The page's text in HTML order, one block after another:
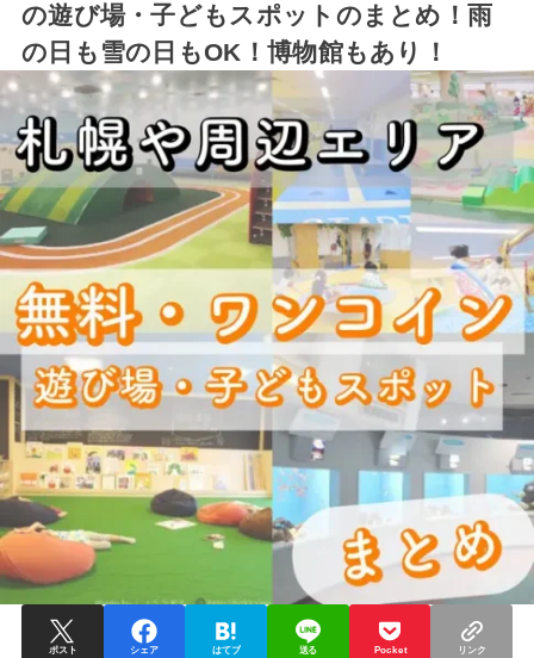
の遊び場・子どもスポットのまとめ！雨
の日も雪の日もOK！博物館もあり！
ポスト シェア はてブ 送る Pocket リンク